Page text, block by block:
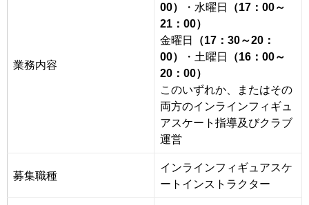
業務内容
00）
・水曜日
（17：00～
21：00）
金曜日
（17：30～20：
00）
・土曜日
（16：00～
20：00）
このいずれか、またはその
両方のインラインフィギュ
アスケート指導及びクラブ
運営
募集職種
インラインフィギュアスケ
ートインストラクター